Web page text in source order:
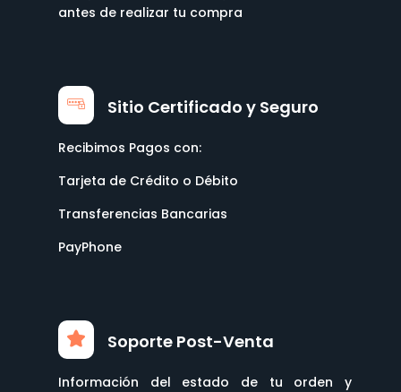
antes de realizar tu compra
Sitio Certificado y Seguro
Recibimos Pagos con:
Tarjeta de Crédito o Débito
Transferencias Bancarias
PayPhone
Soporte Post-Venta
Información del estado de tu orden y